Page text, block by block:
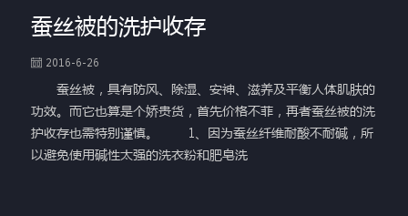
蚕丝被的洗护收存
2016-6-26
蚕丝被，具有防风、除湿、安神、滋养及平衡人体肌肤的
功效。而它也算是个娇贵货，首先价格不菲，再者蚕丝被的洗
护收存也需特别谨慎。 1、因为蚕丝纤维耐酸不耐碱，所
以避免使用碱性太强的洗衣粉和肥皂洗